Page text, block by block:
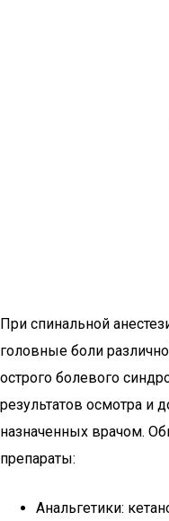
При спинальной
головные боли
острого болевого
результатов осмотра и
назначенных врачом.
препараты:
Анальгетики: